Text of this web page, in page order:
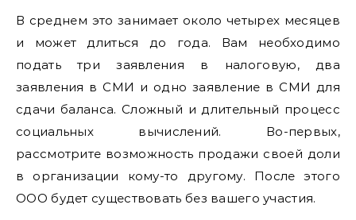
В среднем это занимает около четырех месяцев
и может длиться до года. Вам необходимо
подать три заявления в налоговую, два
заявления в СМИ и одно заявление в СМИ для
сдачи баланса. Сложный и длительный процесс
социальных вычислений. Во-первых,
рассмотрите возможность продажи своей доли
в организации кому-то другому. После этого
ООО будет существовать без вашего участия.